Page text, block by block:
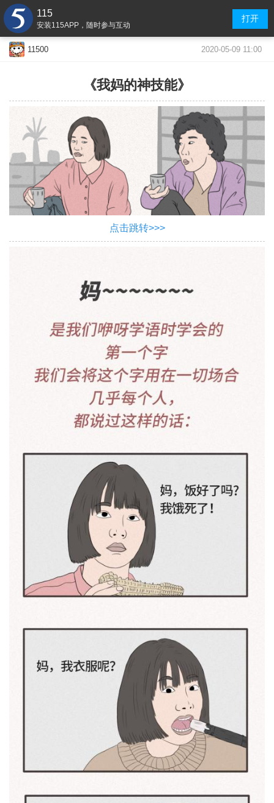
115
安装115APP，随时参与互动
打开
11500 2020-05-09 11:00
《我妈的神技能》
点击跳转>>>